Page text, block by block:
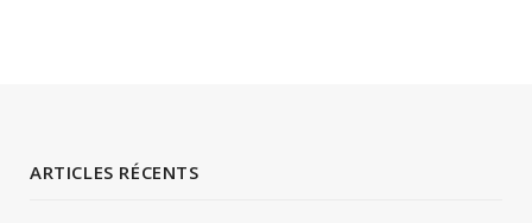
ARTICLES RÉCENTS